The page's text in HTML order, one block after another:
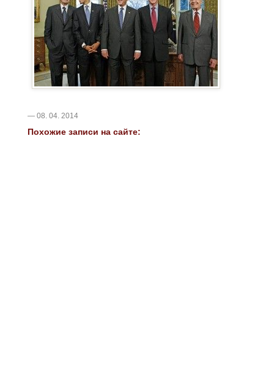
— 08. 04. 2014
Похожие записи на сайте: